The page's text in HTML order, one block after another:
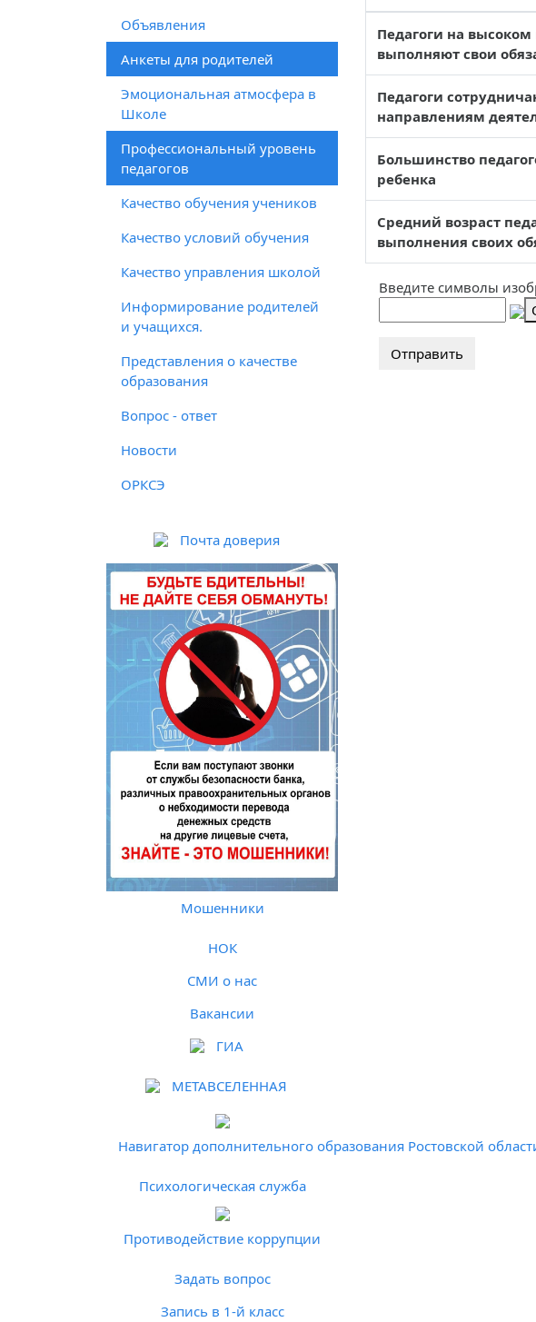
Объявления
Анкеты для родителей
Эмоциональная атмосфера в
Школе
Профессиональный уровень
педагогов
Качество обучения учеников
Качество условий обучения
Качество управления школой
Информирование родителей
и учащихся.
Представления о качестве
образования
Вопрос - ответ
Новости
ОРКСЭ
Почта доверия
Мошенники
НОК
СМИ о нас
Вакансии
ГИА
МЕТАВСЕЛЕННАЯ
Навигатор дополнительного образования Ростовской
Психологическая служба
Противодействие коррупции
Задать вопрос
Запись в 1-й класс
Педагоги на
выполняют свои
Педагоги
направлениям
Большинство
ребенка
Средний возраст
выполнения своих
Введите символы